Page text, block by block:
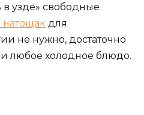
узде» свободные
натощак для
не нужно, достаточно
любое холодное блюдо.